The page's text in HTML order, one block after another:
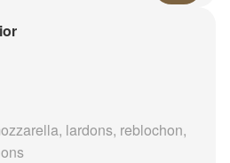
lardons, reblochon,